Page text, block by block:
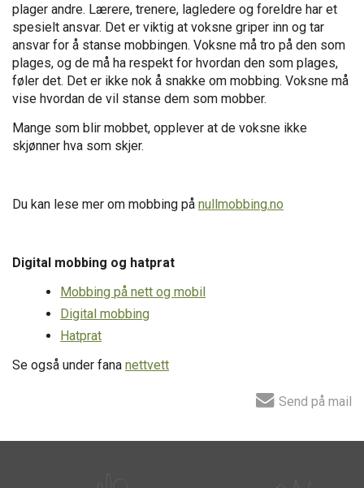
plager andre. Lærere, trenere, lagledere og foreldre har et
spesielt ansvar. Det er viktig at voksne griper inn og tar
ansvar for å stanse mobbingen. Voksne må tro på den som
plages, og de må ha respekt for hvordan den som plages,
føler det. Det er ikke nok å snakke om mobbing. Voksne må
vise hvordan de vil stanse dem som mobber.
Mange som blir mobbet, opplever at de voksne ikke
skjønner hva som skjer.
Du kan lese mer om mobbing på nullmobbing.no
Digital mobbing og hatprat
Mobbing på nett og mobil
Digital mobbing
Hatprat
Se også under fana nettvett
Send på mail